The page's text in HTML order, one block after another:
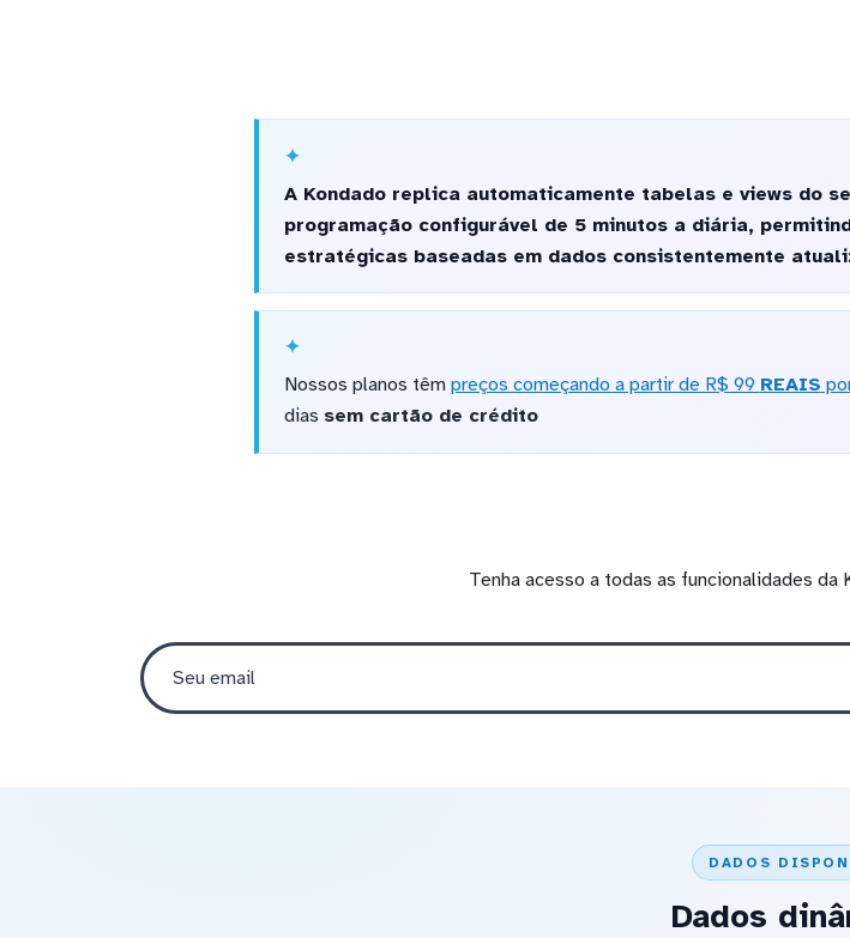
A Kondado replica automaticamente tabelas e views do
programação configurável de 5 minutos a diária,
estratégicas baseadas em dados consistentemente
Nossos planos têm preços começando a partir de R$ 99 REAIS
dias sem cartão de crédito
Tenha acesso a todas as funcionalidades
DADOS
Dados